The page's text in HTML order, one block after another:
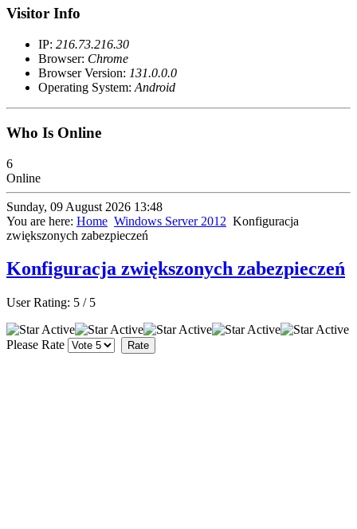
Visitor Info
IP: 216.73.216.30
Browser: Chrome
Browser Version: 131.0.0.0
Operating System: Android
Who Is Online
6
Online
Sunday, 09 August 2026 13:48
You are here: Home Windows Server 2012 Konfiguracja
zwiększonych zabezpieczeń
Konfiguracja zwiększonych zabezpieczeń
User Rating: 5 / 5
Please Rate